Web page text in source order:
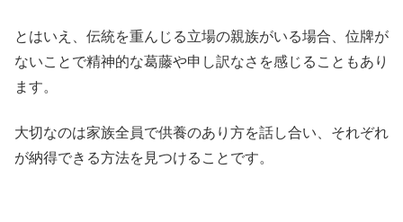
とはいえ、伝統を重んじる立場の親族がいる場合、位牌が
ないことで精神的な葛藤や申し訳なさを感じることもあり
ます。
大切なのは家族全員で供養のあり方を話し合い、それぞれ
が納得できる方法を見つけることです。